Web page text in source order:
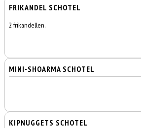
FRIKANDEL SCHOTEL
2 frikandellen.
MINI-SHOARMA SCHOTEL
KIPNUGGETS SCHOTEL